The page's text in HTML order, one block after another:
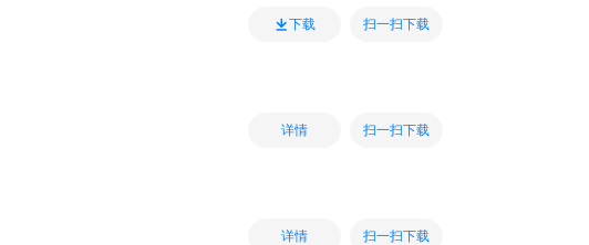
下载 扫一扫下载
详情 扫一扫下载
详情 扫一扫下载